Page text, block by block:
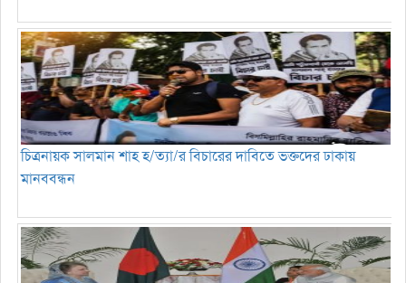
চিত্রনায়ক সালমান শাহ হ/ত্যা/র বিচারের দাবিতে ভক্তদের ঢাকায়
মানববন্ধন